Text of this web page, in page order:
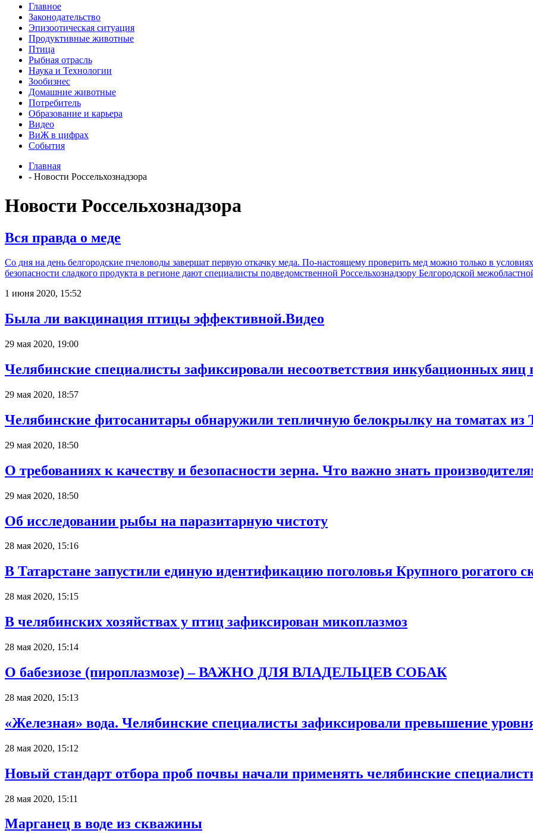
Главное
Законодательство
Эпизоотическая ситуация
Продуктивные животные
Птица
Рыбная отрасль
Наука и Технологии
Зообизнес
Домашние животные
Потребитель
Образование и карьера
Видео
ВиЖ в цифрах
События
Главная
- Новости Россельхознадзора
Новости Россельхознадзора
Вся правда о меде
Со дня на день белгородские пчеловоды завершат первую откачку меда. По-настоящему проверить мед можно только в
безопасности сладкого продукта в регионе дают специалисты подведомственной Россельхознадзору Белгородской
1 июня 2020, 15:52
Была ли вакцинация птицы эффективной.Видео
29 мая 2020, 19:00
Челябинские специалисты зафиксировали несоответствия инкубационных яиц
29 мая 2020, 18:57
Челябинские фитосанитары обнаружили тепличную белокрылку на томатах из
29 мая 2020, 18:50
О требованиях к качеству и безопасности зерна. Что важно знать
29 мая 2020, 18:50
Об исследовании рыбы на паразитарную чистоту
28 мая 2020, 15:16
В Татарстане запустили единую идентификацию поголовья Крупного рогатого
28 мая 2020, 15:15
В челябинских хозяйствах у птиц зафиксирован микоплазмоз
28 мая 2020, 15:14
О бабезиозе (пироплазмозе) – ВАЖНО ДЛЯ ВЛАДЕЛЬЦЕВ СОБАК
28 мая 2020, 15:13
«Железная» вода. Челябинские специалисты зафиксировали превышение
28 мая 2020, 15:12
Новый стандарт отбора проб почвы начали применять челябинские
28 мая 2020, 15:11
Марганец в воде из скважины